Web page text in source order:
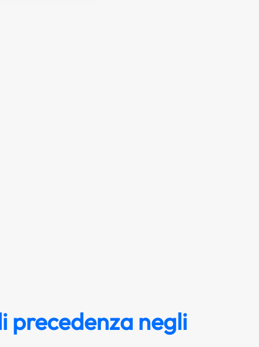
precedenza negli